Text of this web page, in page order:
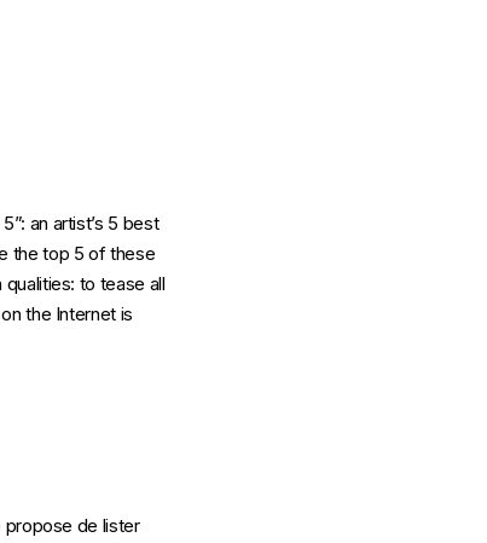
an artist’s 5 best
the top 5 of these
to tease all
the Internet is
propose de lister